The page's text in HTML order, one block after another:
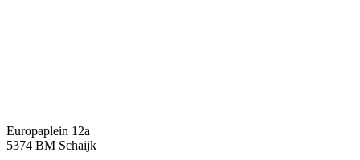
Europaplein 12a
5374 BM Schaijk